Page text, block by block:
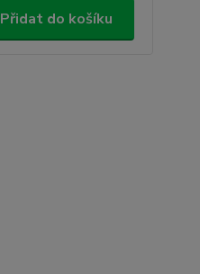
Přidat do košíku